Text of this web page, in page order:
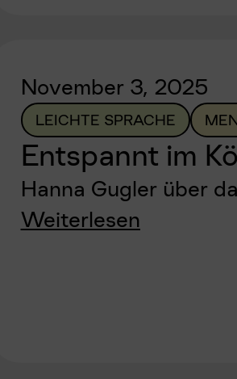
November 3, 2025
LEICHTE SPRACHE
Entspannt im
Hanna Gugler über
Weiterlesen